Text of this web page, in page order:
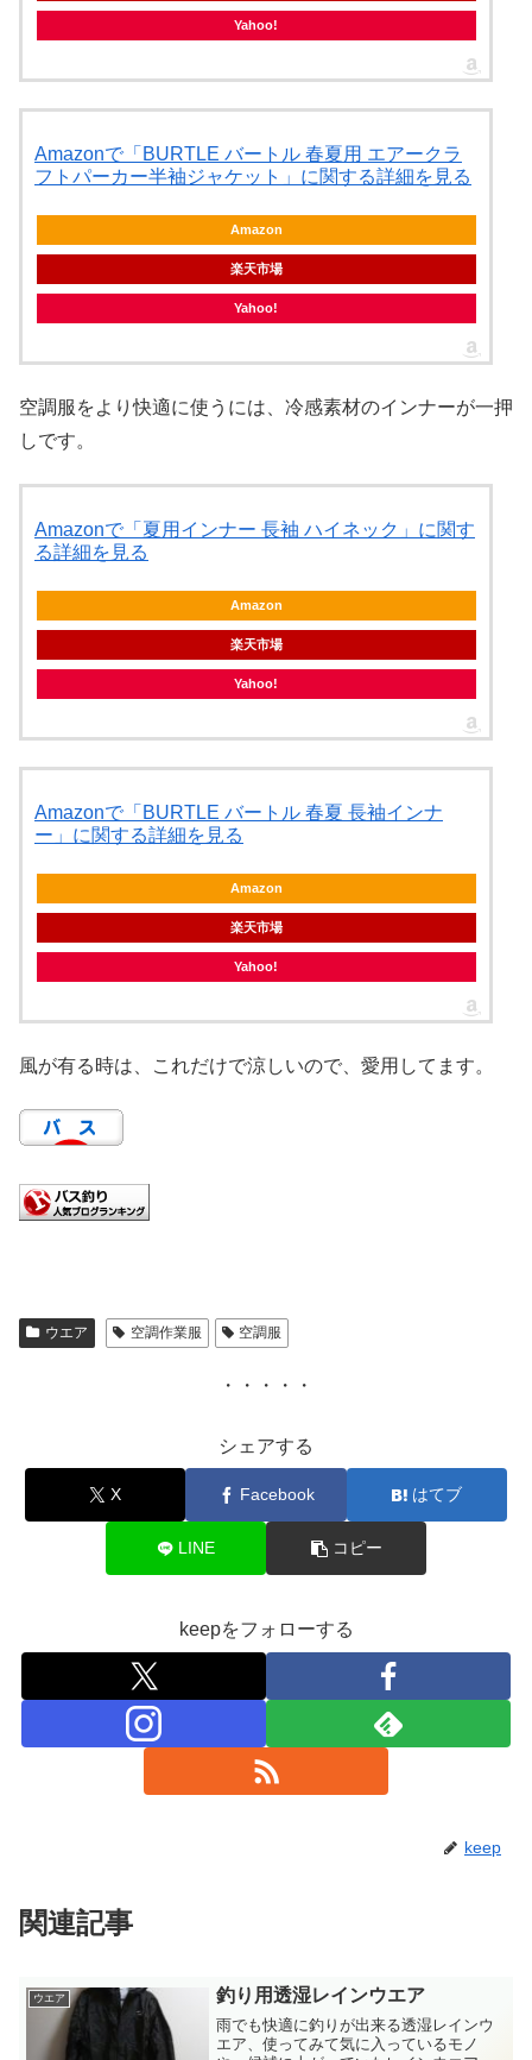
Yahoo!
Amazonで「BURTLE バートル 春夏用 エアークラ
フトパーカー半袖ジャケット」に関する詳細を見る
Amazon
楽天市場
Yahoo!
空調服をより快適に使うには、冷感素材のインナーが一押
しです。
Amazonで「夏用インナー 長袖 ハイネック」に関す
る詳細を見る
Amazon
楽天市場
Yahoo!
Amazonで「BURTLE バートル 春夏 長袖インナ
ー」に関する詳細を見る
Amazon
楽天市場
Yahoo!
風が有る時は、これだけで涼しいので、愛用してます。
ウエア 空調作業服 空調服
・・・・・
シェアする
X Facebook はてブ
LINE コピー
keepをフォローする
keep
関連記事
ウエア 釣り用透湿レインウエア
雨でも快適に釣りが出来る透湿レインウ
エア、使ってみて気に入っているモノ